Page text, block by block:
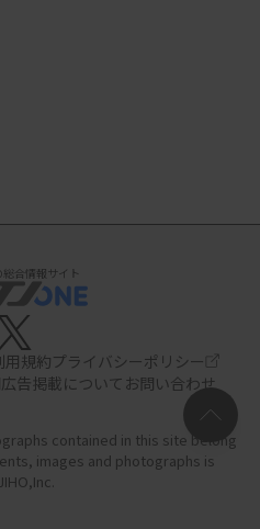
合情報サイト
用規約プライバシーポリシー
広告掲載について お問い合わせ
contained in this site belong
images and photographs is